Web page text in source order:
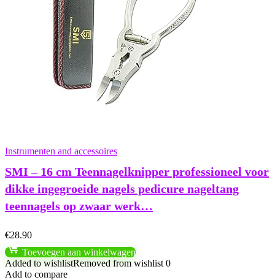
Instrumenten and accessoires
SMI – 16 cm Teennagelknipper professioneel voor
dikke ingegroeide nagels pedicure nageltang
teennagels op zwaar werk…
€28.90
Toevoegen aan winkelwagen
Added to wishlistRemoved from wishlist 0
Add to compare